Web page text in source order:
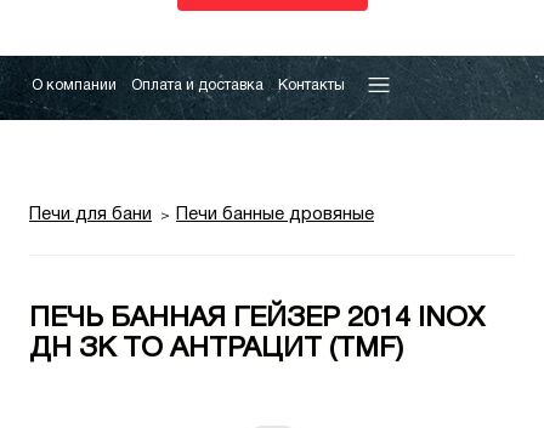
О компании Оплата и доставка Контакты
Печи для бани Печи банные дровяные
ПЕЧЬ БАННАЯ ГЕЙЗЕР 2014 INOX
ДН ЗК ТО АНТРАЦИТ (TMF)